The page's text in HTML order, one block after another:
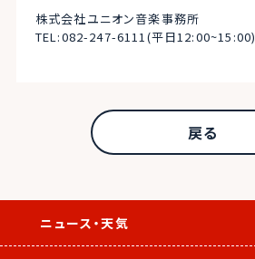
株式会社ユニオン音楽事務所
TEL:082-247-6111(平日12:00~15:00)
戻る
ニュース・天気